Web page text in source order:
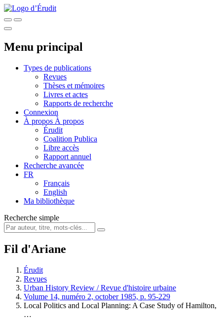
Menu principal
Types de publications
Revues
Thèses et mémoires
Livres et actes
Rapports de recherche
Connexion
À propos À propos
Érudit
Coalition Publica
Libre accès
Rapport annuel
Recherche avancée
FR
Français
English
Ma bibliothèque
Recherche simple
Fil d'Ariane
Érudit
Revues
Urban History Review / Revue d'histoire urbaine
Volume 14, numéro 2, october 1985, p. 95-229
Local Politics and Local Planning: A Case Study of Hamilton,
…